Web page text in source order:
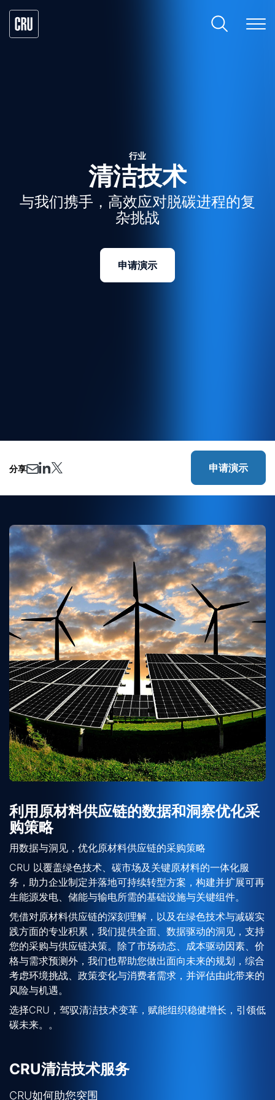
行业
清洁技术
与我们携手，高效应对脱碳进程的复
杂挑战
申请演示
分享 申请演示
利用原材料供应链的数据和洞察优化采
购策略
用数据与洞见，优化原材料供应链的采购策略
CRU 以覆盖绿色技术、碳市场及关键原材料的一体化服
务，助力企业制定并落地可持续转型方案，构建并扩展可再
生能源发电、储能与输电所需的基础设施与关键组件。
凭借对原材料供应链的深刻理解，以及在绿色技术与减碳实
践方面的专业积累，我们提供全面、数据驱动的洞见，支持
您的采购与供应链决策。除了市场动态、成本驱动因素、价
格与需求预测外，我们也帮助您做出面向未来的规划，综合
考虑环境挑战、政策变化与消费者需求，并评估由此带来的
风险与机遇。
选择CRU，驾驭清洁技术变革，赋能组织稳健增长，引领低
碳未来。。
CRU清洁技术服务
CRU如何助您突围